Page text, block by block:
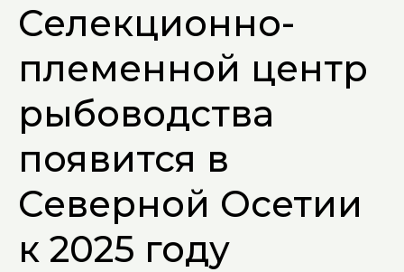
Селекционно-
племенной центр
рыбоводства
появится в
Северной Осетии
к 2025 году